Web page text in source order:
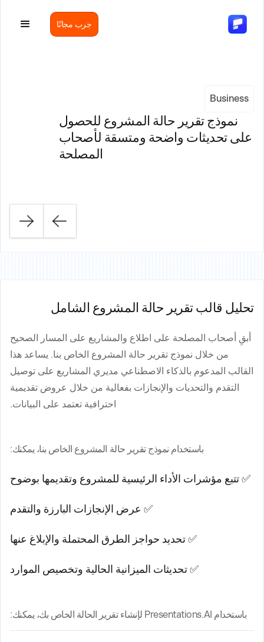
جرب مجانًا
Business
نموذج تقرير حالة المشروع للحصول
على تحديثات واضحة ومتسقة لأصحاب
المصلحة
تحليل قالب تقرير حالة المشروع الشامل
أبقِ أصحاب المصلحة على اطلاع والمشاريع على المسار الصحيح
من خلال نموذج تقرير حالة المشروع الخاص بنا. يساعد هذا
القالب المدعوم بالذكاء الاصطناعي مديري المشاريع على توصيل
التقدم والتحديات والإنجازات بفعالية من خلال عروض تقديمية
احترافية تعتمد على البيانات.
باستخدام نموذج تقرير حالة المشروع الخاص بنا، يمكنك:
✅ تتبع مؤشرات الأداء الرئيسية للمشروع وتقديمها بوضوح
✅ عرض الإنجازات البارزة والتقدم
✅ تحديد حواجز الطرق المحتملة والإبلاغ عنها
✅ تحديثات الميزانية الحالية وتخصيص الموارد
باستخدام Presentations.AI لإنشاء تقرير الحالة الخاص بك، يمكنك: